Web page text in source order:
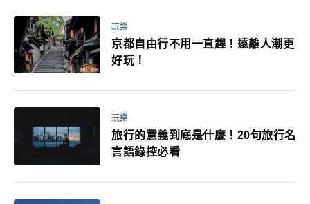
玩樂
京都自由行不用一直趕！遠離人潮更
好玩！
玩樂
旅行的意義到底是什麼！20句旅行名
言語錄控必看